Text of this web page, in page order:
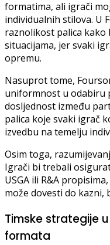
formatima, ali igrači
individualnih stilova. U
raznolikost palica
situacijama, jer svaki
opremu.
Nasuprot tome,
uniformnost u odabiru
dosljednost između
palica koje svaki igrač
izvedbu na temelju
Osim toga,
Igrači bi trebali
USGA ili R&A
može dovesti do kazni,
Timske strategije
formata